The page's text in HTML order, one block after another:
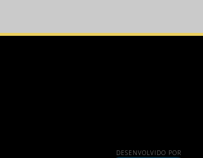
DESENVOLVIDO POR